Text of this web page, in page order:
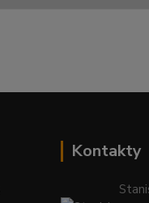
Kontakty